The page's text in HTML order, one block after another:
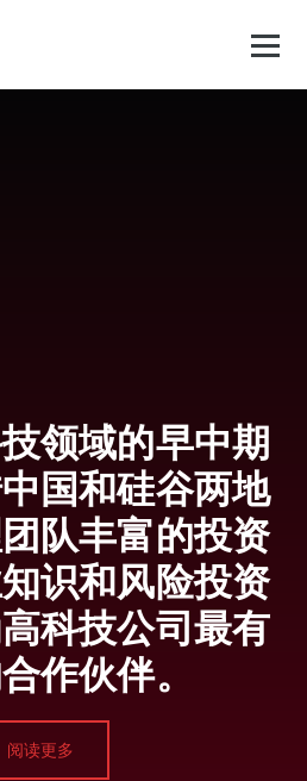
领域的早中期
国和硅谷两地
队丰富的投资
识和风险投资
科技公司最有
作伙伴。
阅读更多